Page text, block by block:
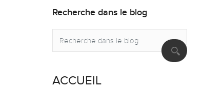
Recherche dans le blog
ACCUEIL